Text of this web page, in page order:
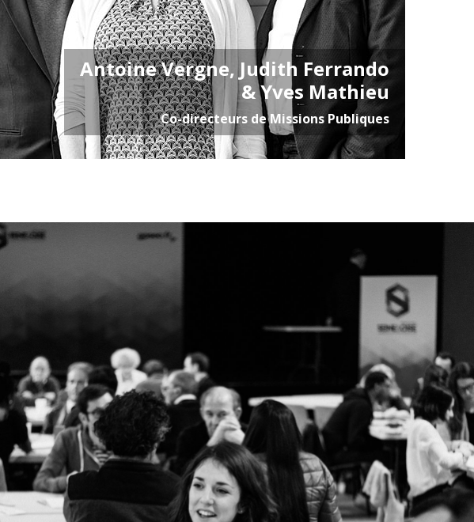
Antoine Vergne, Judith Ferrando
& Yves Mathieu
Co-directeurs de Missions Publiques